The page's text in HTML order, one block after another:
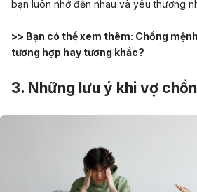
bạn luôn nhớ đến nhau và yêu thương
>> Bạn có thể xem thêm: Chồng
tương hợp hay tương khắc?
3. Những lưu ý khi vợ